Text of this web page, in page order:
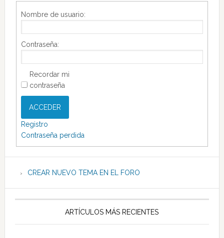
Nombre de usuario:
Contraseña:
Recordar mi
contraseña
ACCEDER
Registro
Contraseña perdida
CREAR NUEVO TEMA EN EL FORO
ARTÍCULOS MÁS RECIENTES